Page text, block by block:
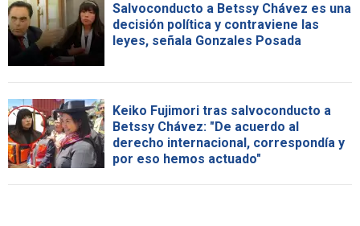
Salvoconducto a Betssy Chávez es una
decisión política y contraviene las
leyes, señala Gonzales Posada
Keiko Fujimori tras salvoconducto a
Betssy Chávez: "De acuerdo al
derecho internacional, correspondía y
por eso hemos actuado"